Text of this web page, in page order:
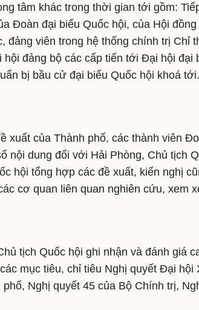
tâm khác trong thời gian tới gồm:
Đoàn đại biểu Quốc hội, của Hội
đảng viên trong hệ thống chính trị Chỉ
hội đảng bộ các cấp tiến tới Đại hội đại
bị bầu cử đại biểu Quốc hội khoá
xuất của Thành phố, các thành viên
nội dung đối với Hải Phòng, Chủ tịch
hội tổng hợp các đề xuất, kiến nghị
cơ quan liên quan nghiên cứu, xem
tịch Quốc hội ghi nhận và đánh giá
mục tiêu, chỉ tiêu Nghị quyết Đại
Nghị quyết 45 của Bộ Chính trị,